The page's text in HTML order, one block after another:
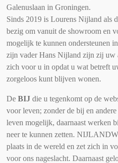
Galenuslaan in Groningen.
Sinds 2019 is Lourens Nijland als
bezig om vanuit de showroom en
mogelijk te kunnen ondersteunen
zijn vader Hans Nijland zijn zij uw
zich voor u in opdat u wat betreft
zorgeloos kunt blijven wonen.
De BIJ die u tegenkomt op de
voor leven; zonder de bij en
leven mogelijk, daarnaast werken
neer te kunnen zetten.
plaats in de wereld en zet zich in
voor ons nageslacht. Daarnaast